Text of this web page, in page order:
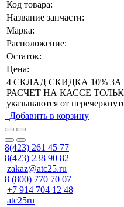
Код товара:
Название запчасти:
Марка:
Расположение:
Остаток:
Цена:
4 СКЛАД СКИДКА 10%
РАСЧЕТ НА КАССЕ
указываются от
Добавить в корзину
8(423) 261 45 77
8(423) 238 90 82
zakaz@atc25.ru
8 (800) 770 70 07
+7 914 704 12 48
atc25ru